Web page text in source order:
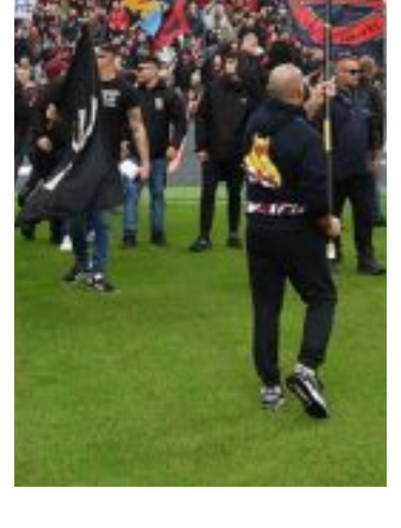
Robe di Kappa x Genoa
Vintage Collection
Red&Blue Voices
Kids
Accessori
Helan x Genoa
Isolani x Genoa